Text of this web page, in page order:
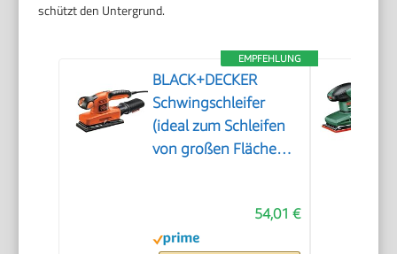
schützt den Untergrund.
EMPFEHLUNG
BLACK+DECKER
Schwingschleifer
(ideal zum Schleifen
von großen Flächen,
Staubabsaugung,
variable
54,01 €